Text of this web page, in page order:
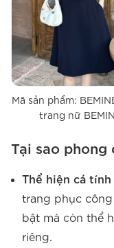
Mã sản phẩm:
trang nữ
Tại sao phong
Thể hiện cá
trang phục
bật mà còn thể
riêng.